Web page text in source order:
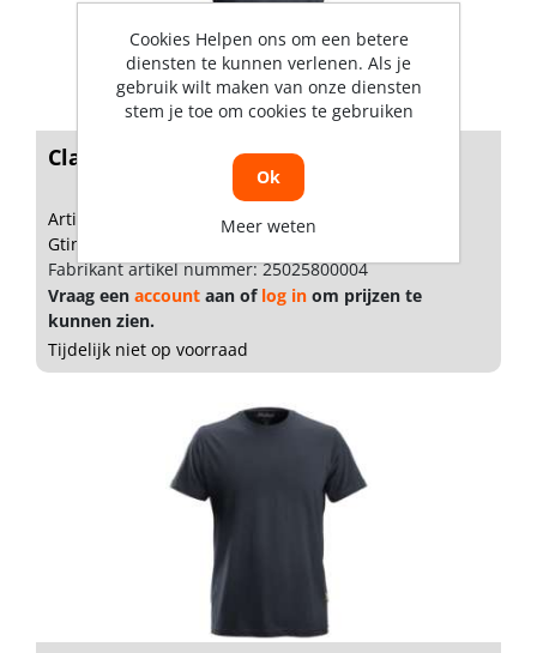
Classic T-shirt 2502 5800 S
Artikelnummer: 1821617
Gtin: 7332515028686
Fabrikant artikel nummer: 25025800004
Vraag een account aan of log in om prijzen te
kunnen zien.
Tijdelijk niet op voorraad
Cookies Helpen ons om een betere
diensten te kunnen verlenen. Als je
gebruik wilt maken van onze diensten
stem je toe om cookies te gebruiken
Ok
Meer weten